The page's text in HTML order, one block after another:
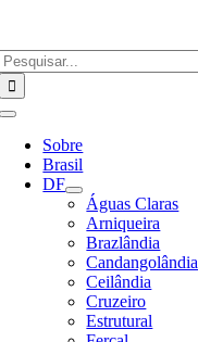
o
conteúdo
Alternar
Navegação
Sobre
Brasil
DF
Águas Claras
Arniqueira
Brazlândia
Candangolândia
Ceilândia
Cruzeiro
Estrutural